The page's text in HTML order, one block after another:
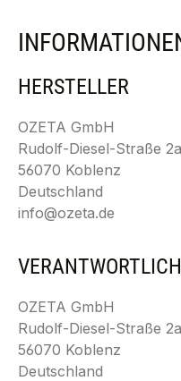
HERSTELLER
OZETA GmbH
Rudolf-Diesel-Straße 2a
56070 Koblenz
Deutschland
info@ozeta.de
OZETA GmbH
Rudolf-Diesel-Straße 2a
56070 Koblenz
Deutschland